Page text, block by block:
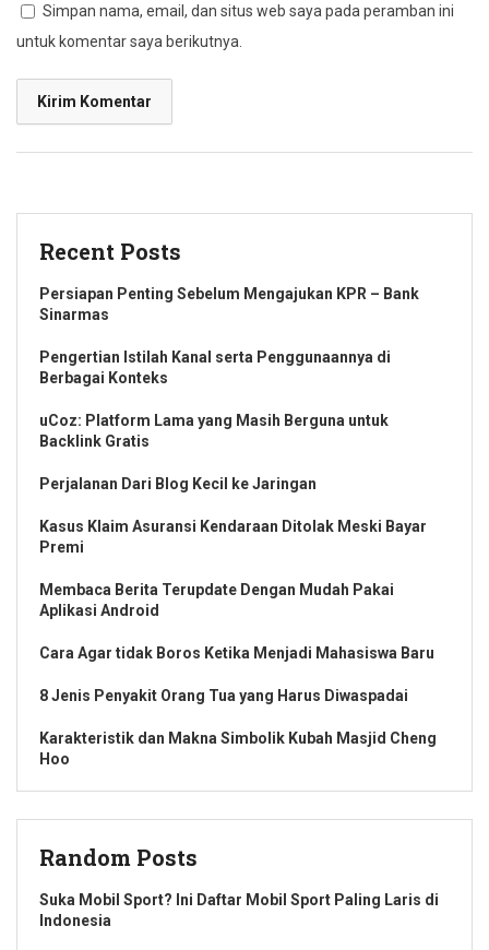
Simpan nama, email, dan situs web saya pada peramban ini
untuk komentar saya berikutnya.
Recent Posts
Persiapan Penting Sebelum Mengajukan KPR – Bank
Sinarmas
Pengertian Istilah Kanal serta Penggunaannya di
Berbagai Konteks
uCoz: Platform Lama yang Masih Berguna untuk
Backlink Gratis
Perjalanan Dari Blog Kecil ke Jaringan
Kasus Klaim Asuransi Kendaraan Ditolak Meski Bayar
Premi
Membaca Berita Terupdate Dengan Mudah Pakai
Aplikasi Android
Cara Agar tidak Boros Ketika Menjadi Mahasiswa Baru
8 Jenis Penyakit Orang Tua yang Harus Diwaspadai
Karakteristik dan Makna Simbolik Kubah Masjid Cheng
Hoo
Random Posts
Suka Mobil Sport? Ini Daftar Mobil Sport Paling Laris di
Indonesia